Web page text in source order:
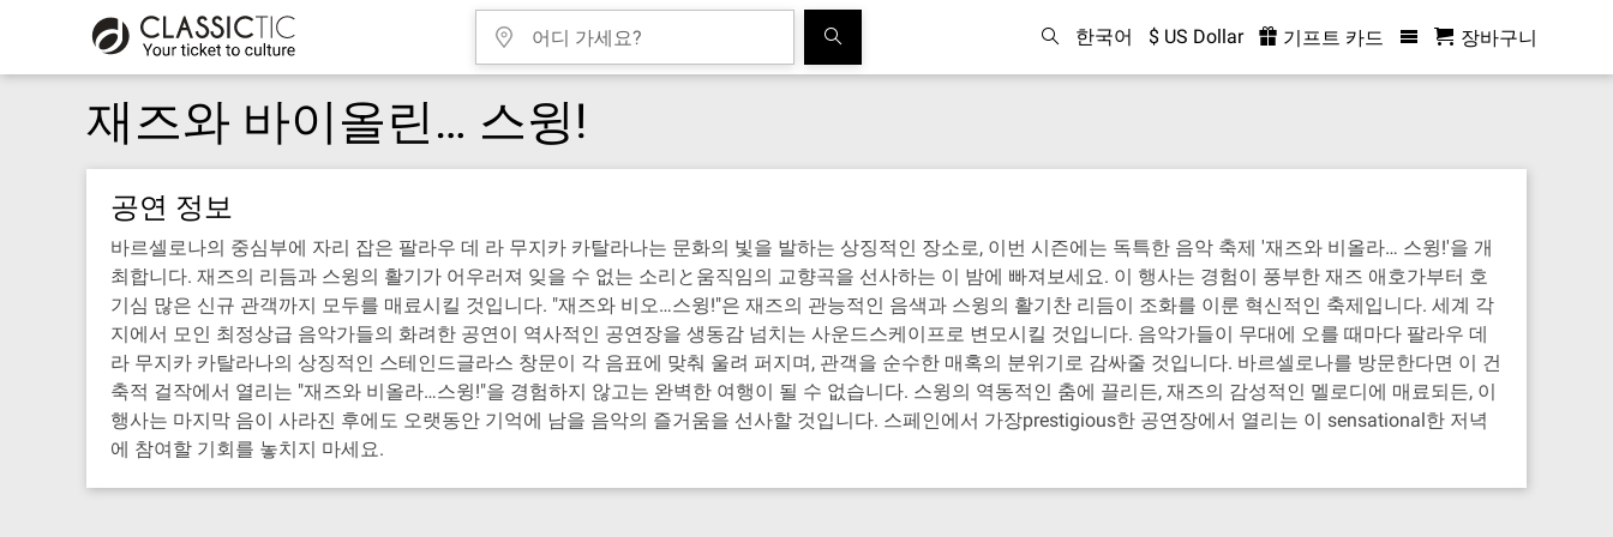
한국어 $ US Dollar 기프트 카드 장바구니
재즈와 바이올린… 스윙!
공연 정보
바르셀로나의 중심부에 자리 잡은 팔라우 데 라 무지카 카탈라나는 문화의 빛을 발하는 상징적인 장소로, 이번 시즌에는 독특한 음악 축제 '재즈와 비올라… 스윙!'을 개
최합니다. 재즈의 리듬과 스윙의 활기가 어우러져 잊을 수 없는 소리と움직임의 교향곡을 선사하는 이 밤에 빠져보세요. 이 행사는 경험이 풍부한 재즈 애호가부터 호
기심 많은 신규 관객까지 모두를 매료시킬 것입니다. "재즈와 비오…스윙!"은 재즈의 관능적인 음색과 스윙의 활기찬 리듬이 조화를 이룬 혁신적인 축제입니다. 세계 각
지에서 모인 최정상급 음악가들의 화려한 공연이 역사적인 공연장을 생동감 넘치는 사운드스케이프로 변모시킬 것입니다. 음악가들이 무대에 오를 때마다 팔라우 데
라 무지카 카탈라나의 상징적인 스테인드글라스 창문이 각 음표에 맞춰 울려 퍼지며, 관객을 순수한 매혹의 분위기로 감싸줄 것입니다. 바르셀로나를 방문한다면 이 건
축적 걸작에서 열리는 "재즈와 비올라…스윙!"을 경험하지 않고는 완벽한 여행이 될 수 없습니다. 스윙의 역동적인 춤에 끌리든, 재즈의 감성적인 멜로디에 매료되든, 이
행사는 마지막 음이 사라진 후에도 오랫동안 기억에 남을 음악의 즐거움을 선사할 것입니다. 스페인에서 가장prestigious한 공연장에서 열리는 이 sensational한 저녁
에 참여할 기회를 놓치지 마세요.